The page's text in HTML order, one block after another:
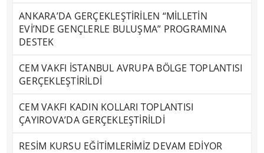
ANKARA’DA GERÇEKLEŞTİRİLEN “MİLLETİN
EVİ’NDE GENÇLERLE BULUŞMA” PROGRAMINA
DESTEK
CEM VAKFI İSTANBUL AVRUPA BÖLGE TOPLANTISI
GERÇEKLEŞTİRİLDİ
CEM VAKFI KADIN KOLLARI TOPLANTISI
ÇAYIROVA’DA GERÇEKLEŞTİRİLDİ
RESİM KURSU EĞİTİMLERİMİZ DEVAM EDİYOR